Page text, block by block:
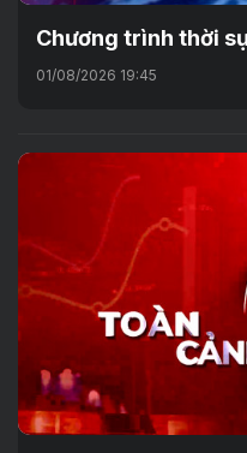
Chương trình thời
01/08/2026 19:45